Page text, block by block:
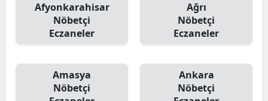
Afyonkarahisar
Nöbetçi
Eczaneler
Ağrı
Nöbetçi
Eczaneler
Amasya
Nöbetçi
Ankara
Nöbetçi